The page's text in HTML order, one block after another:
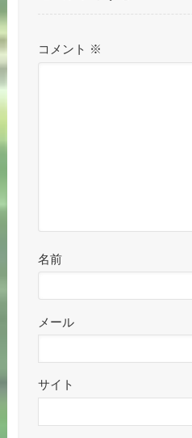
コメント ※
名前
メール
サイト